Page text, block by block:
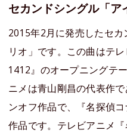
セカンドシングル「ア
2015年2月に発売したセ
リオ」です。この曲はテ
1412』のオープニングテ
ニメは青山剛昌の代表作
ンオフ作品で、『名探偵
作品です。テレビアニメ